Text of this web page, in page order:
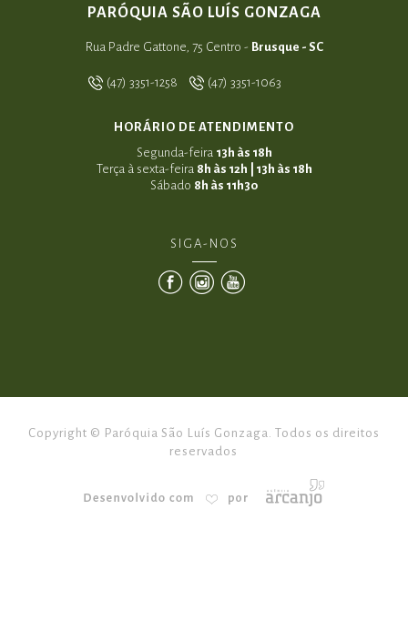
PARÓQUIA SÃO LUÍS GONZAGA
Rua Padre Gattone, 75 Centro - Brusque - SC
(47) 3351-1258 (47) 3351-1063
HORÁRIO DE ATENDIMENTO
Segunda-feira 13h às 18h
Terça à sexta-feira 8h às 12h | 13h às 18h
Sábado 8h às 11h30
SIGA-NOS
Copyright © Paróquia São Luís Gonzaga. Todos os direitos
reservados